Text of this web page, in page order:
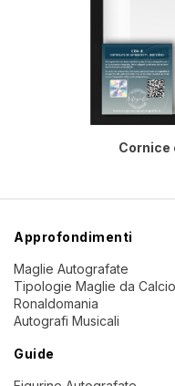
Cornice
Approfondimenti
Maglie Autografate
Tipologie Maglie da Calcio
Ronaldomania
Autografi Musicali
Guide